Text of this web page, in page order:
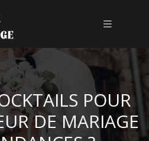
POUR
DE MARIAGE